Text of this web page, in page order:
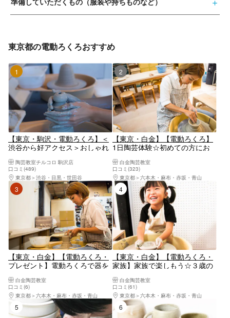
東京都の電動ろくろおすすめ
1位
【東京・駒沢・電動ろくろ】＜
渋谷から好アクセス＞おしゃれ
れな作品を作ろう！3歳からで
きる陶芸体験！夏休みの自由研
究にもおすすめ♪2～3個自由に
作ろう！
陶芸教室チルコロ 駒沢店
口コミ(489)
東京都
渋谷・目黒・世田谷
2位
【東京・白金】【電動ろくろ】
1日陶芸体験☆初めての方にお
白金陶芸教室
口コミ(323)
東京都
六本木・麻布・赤坂・青山
3位
【東京・白金】【電動ろくろ・
プレゼント】電動ろくろで器を
分）白金陶芸教室
口コミ(6)
東京都
六本木・麻布・赤坂・青山
4位
【東京・白金】【電動ろくろ・
家族】家族で楽しもう☆３歳の
～）白金陶芸教室
口コミ(61)
東京都
六本木・麻布・赤坂・青山
5位 6位